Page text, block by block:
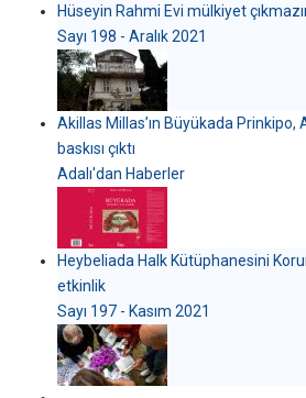
Hüseyin Rahmi Evi mülkiyet
Sayı 198 - Aralık 2021
Akillas Millas’ın Büyükada Prinkipo,
baskısı çıktı
Adalı'dan Haberler
Heybeliada Halk Kütüphanesini
etkinlik
Sayı 197 - Kasım 2021